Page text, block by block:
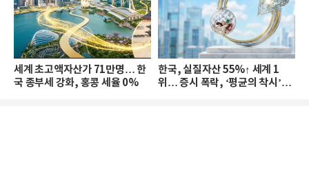
세계 초고액자산가 71만명… 한
국 종부세 강화, 홍콩 세율 0%
한국, 실질자산 55%↑ 세계 1
위… 증시 폭락, ‘평균의 착시’와